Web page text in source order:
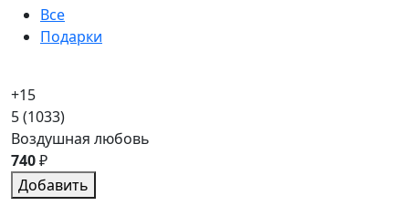
Все
Подарки
+15
5(1033)
Воздушная любовь
740₽
Добавить